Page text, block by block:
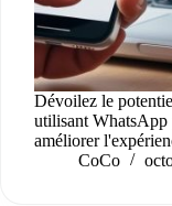
Dévoilez le
utilisant WhatsApp
améliorer
CoCo